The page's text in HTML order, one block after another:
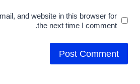
and website in this browser for
the next time I comment.